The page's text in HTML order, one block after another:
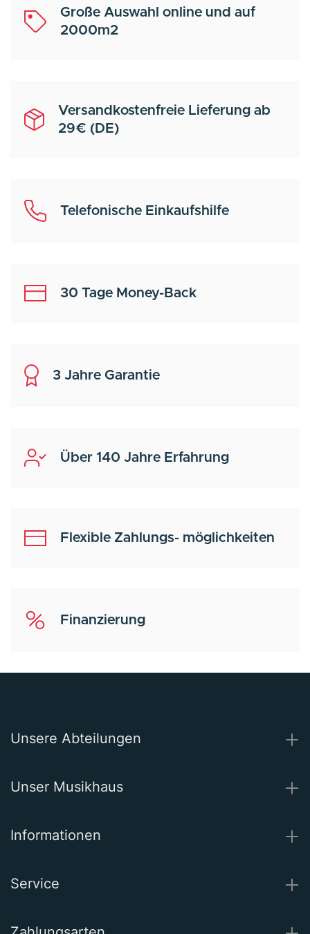
Große Auswahl online und auf
2000m2
Versandkostenfreie Lieferung ab
29€ (DE)
Telefonische Einkaufshilfe
30 Tage Money-Back
3 Jahre Garantie
Über 140 Jahre Erfahrung
Flexible Zahlungs- möglichkeiten
Finanzierung
Unsere Abteilungen
Unser Musikhaus
Informationen
Service